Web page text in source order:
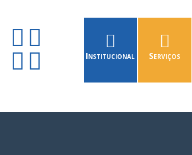
Institucional Serviços